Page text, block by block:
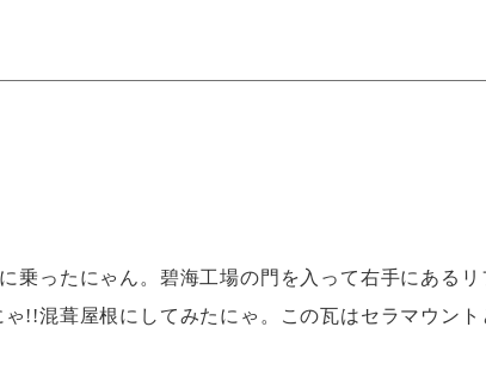
ったにゃん。碧海工場の門を入って右手にあるリ
!!混葺屋根にしてみたにゃ。この瓦はセラマウント